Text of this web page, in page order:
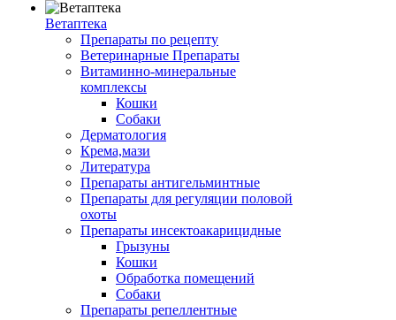
Ветаптека
Препараты по рецепту
Ветеринарные Препараты
Витаминно-минеральные
комплексы
Кошки
Собаки
Дерматология
Крема,мази
Литература
Препараты антигельминтные
Препараты для регуляции половой
охоты
Препараты инсектоакарицидные
Грызуны
Кошки
Обработка помещений
Собаки
Препараты репеллентные